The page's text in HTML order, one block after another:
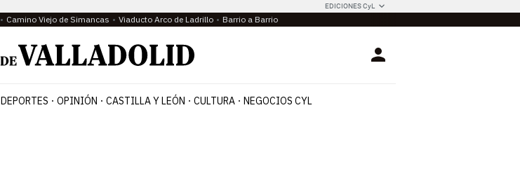
EDICIONES CyL
Camino Viejo de Simancas Viaducto Arco de Ladrillo Barrio a Barrio
Login
DEPORTES OPINIÓN CASTILLA Y LEÓN CULTURA NEGOCIOS CYL